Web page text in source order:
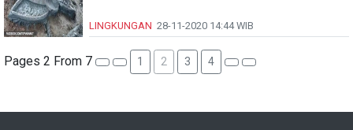
LINGKUNGAN 28-11-2020 14:44 WIB
Pages 2 From 7 1 2 3 4